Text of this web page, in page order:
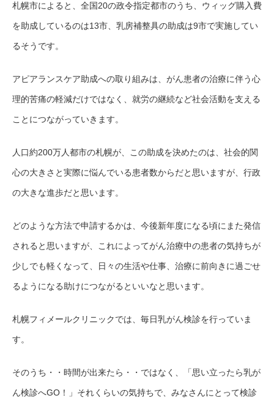
札幌市によると、全国20の政令指定都市のうち、ウィッグ購入費
を助成しているのは13市、乳房補整具の助成は9市で実施してい
るそうです。
アピアランスケア助成への取り組みは、がん患者の治療に伴う心
理的苦痛の軽減だけではなく、就労の継続など社会活動を支える
ことにつながっていきます。
人口約200万人都市の札幌が、この助成を決めたのは、社会的関
心の大きさと実際に悩んでいる患者数からだと思いますが、行政
の大きな進歩だと思います。
どのような方法で申請するかは、今後新年度になる頃にまた発信
されると思いますが、これによってがん治療中の患者の気持ちが
少しでも軽くなって、日々の生活や仕事、治療に前向きに過ごせ
るようになる助けにつながるといいなと思います。
札幌フィメールクリニックでは、毎日乳がん検診を行っていま
す。
そのうち・・時間が出来たら・・ではなく、「思い立ったら乳が
ん検診へGO！」それくらいの気持ちで、みなさんにとって検診